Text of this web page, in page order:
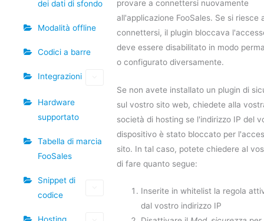
dei dati di sfondo
Modalità offline
Codici a barre
Integrazioni
Hardware
supportato
Tabella di marcia
FooSales
Snippet di
codice
provare a connettersi nuovamente
all'applicazione FooSales. Se si riesce
connettersi, il plugin bloccava
deve essere disabilitato in modo
o configurato diversamente.
Se non avete installato un plugin di
sul vostro sito web, chiedete alla
società di hosting se l'indirizzo IP del
dispositivo è stato bloccato per
sito. In tal caso, potete chiedere al
di fare quanto segue:
Inserite in whitelist la regola
dal vostro indirizzo IP